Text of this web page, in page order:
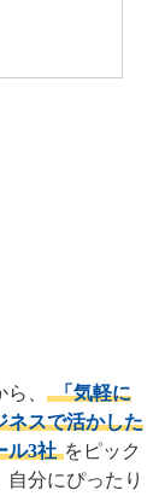
ら、 「気軽に
ネスで活かした
ル3社 をピック
分にぴったり